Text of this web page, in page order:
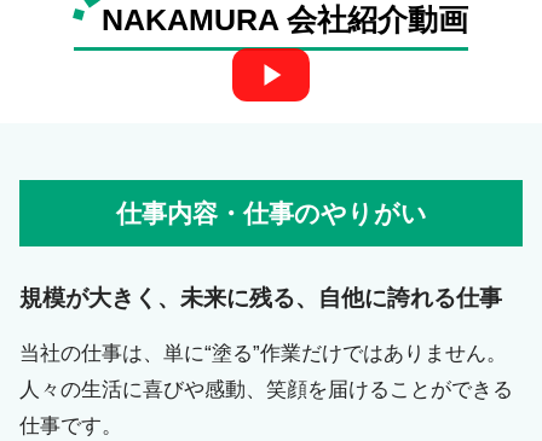
NAKAMURA 会社紹介動画
仕事内容・仕事のやりがい
規模が大きく、未来に残る、自他に誇れる仕事
当社の仕事は、単に“塗る”作業だけではありません。
人々の生活に喜びや感動、笑顔を届けることができる
仕事です。